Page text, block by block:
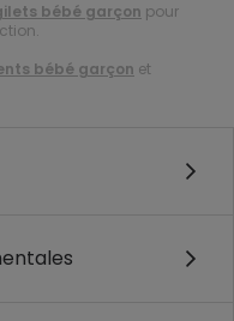
bébé garçon pour
bébé garçon et